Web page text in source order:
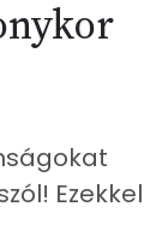
Ezekkel